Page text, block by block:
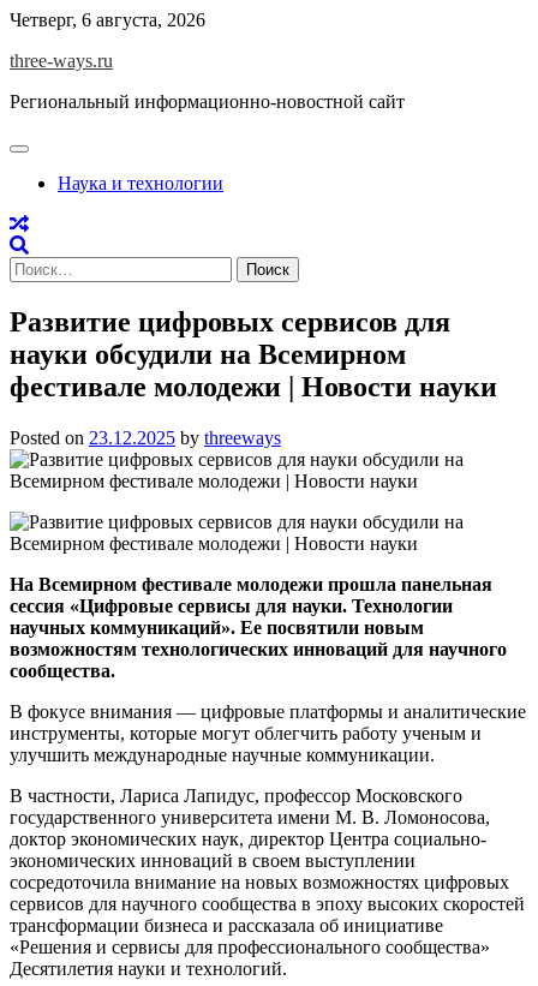
Skip
content
Четверг, 6 августа, 2026
three-ways.ru
Региональный информационно-новостной сайт
Наука и технологии
Найти:
Развитие цифровых сервисов для
науки обсудили на Всемирном
фестивале молодежи | Новости науки
Posted on 23.12.2025 by threeways
На Всемирном фестивале молодежи прошла панельная
сессия «Цифровые сервисы для науки. Технологии
научных коммуникаций». Ее посвятили новым
возможностям технологических инноваций для научного
сообщества.
В фокусе внимания — цифровые платформы и аналитические
инструменты, которые могут облегчить работу ученым и
улучшить международные научные коммуникации.
В частности, Лариса Лапидус, профессор Московского
государственного университета имени М. В. Ломоносова,
доктор экономических наук, директор Центра социально-
экономических инноваций в своем выступлении
сосредоточила внимание на новых возможностях цифровых
сервисов для научного сообщества в эпоху высоких скоростей
трансформации бизнеса и рассказала об инициативе
«Решения и сервисы для профессионального сообщества»
Десятилетия науки и технологий.